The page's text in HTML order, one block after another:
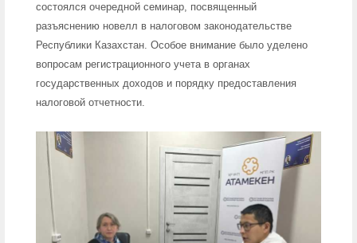
состоялся очередной семинар, посвященный
разъяснению новелл в налоговом законодательстве
Республики Казахстан. Особое внимание было уделено
вопросам регистрационного учета в органах
государственных доходов и порядку предоставления
налоговой отчетности.